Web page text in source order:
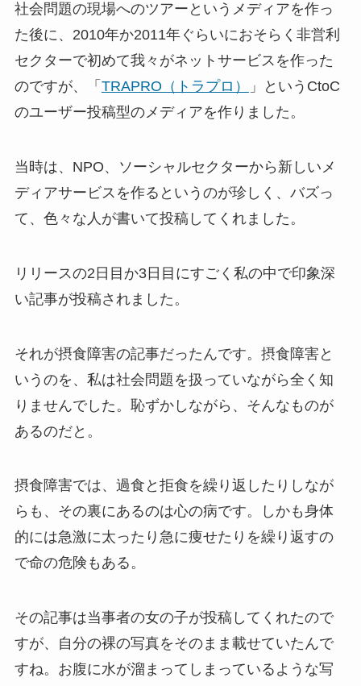
社会問題の現場へのツアーというメディアを作っ
た後に、2010年か2011年ぐらいにおそらく非営利
セクターで初めて我々がネットサービスを作った
のですが、「 TRAPRO（トラプロ）
」というCtoC
のユーザー投稿型のメディアを作りました。
当時は、NPO、ソーシャルセクターから新しいメ
ディアサービスを作るというのが珍しく、バズっ
て、色々な人が書いて投稿してくれました。
リリースの2日目か3日目にすごく私の中で印象深
い記事が投稿されました。
それが摂食障害の記事だったんです。摂食障害と
いうのを、私は社会問題を扱っていながら全く知
りませんでした。恥ずかしながら、そんなものが
あるのだと。
摂食障害では、過食と拒食を繰り返したりしなが
らも、その裏にあるのは心の病です。しかも身体
的には急激に太ったり急に痩せたりを繰り返すの
で命の危険もある。
その記事は当事者の女の子が投稿してくれたので
すが、自分の裸の写真をそのまま載せていたんで
すね。お腹に水が溜まってしまっているような写